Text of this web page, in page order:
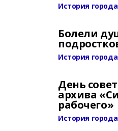
История города
Болели
История города
День
архива
рабочего»
История города